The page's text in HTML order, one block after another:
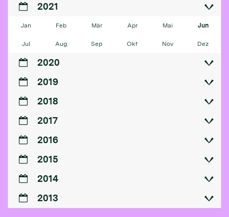
2021
Jan Feb Mär Apr Mai Jun
Jul Aug Sep Okt Nov Dez
2020
2019
2018
2017
2016
2015
2014
2013